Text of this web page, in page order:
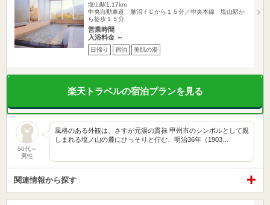
塩山駅1.17km
中央自動車道 勝沼ＩＣから１５分／中央本線 塩山駅か
ら徒歩１５分
営業時間
入浴料金 ～
日帰り 宿泊 美肌の湯
楽天トラベルの宿泊プランを見る
50代～
男性
風格のある外観は、さすが元湯の貫禄 甲州市のシンボルとして親
しまれる塩ノ山の麓にひっそりと佇む、明治36年（1903…
関連情報から探す